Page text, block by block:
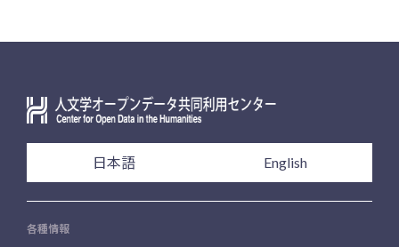
日本語 English
各種情報